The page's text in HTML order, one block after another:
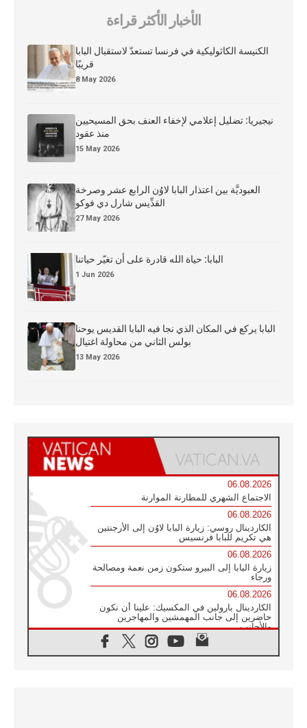
الأخبار الأكثر قراءة
الكنيسة الكاثوليكية في فرنسا تستعدّ لاستقبال البابا
قريبًا
8 May 2026
نيجيريا: تضليل إعلامي لإخفاء العنف بحق المسيحيين
منذ عقود
15 May 2026
العبوديَّة بين اعتذار البابا لاوُن الرابع عشر وصرخة
القدِّيس شارل دي فوكو
27 May 2026
البابا: حياة الله قادرة على أن تغيّر حياتنا
1 Jun 2026
البابا يركع في المكان الذي نجا فيه البابا القديس يوحنا
بولس الثاني من محاولة اغتيال
13 May 2026
06.08.2026
الاجتماع الشهري للمطارنة الموارنة
06.08.2026
الكاردينال روسي: زيارة البابا لاوُن إلى الأرجنتين
هي تكريم للبابا فرنسيس
06.08.2026
زيارة البابا إلى البيرو ستكون زمن نعمة ومصالحة
ورجاء
06.08.2026
الكاردينال بارولين في المكسيك: علينا أن نكون
حاضرين إلى جانب المهمشين والمهاجرين
والأجانب
البابا لاوُن الرابع عشر للشباب في أسيزي: